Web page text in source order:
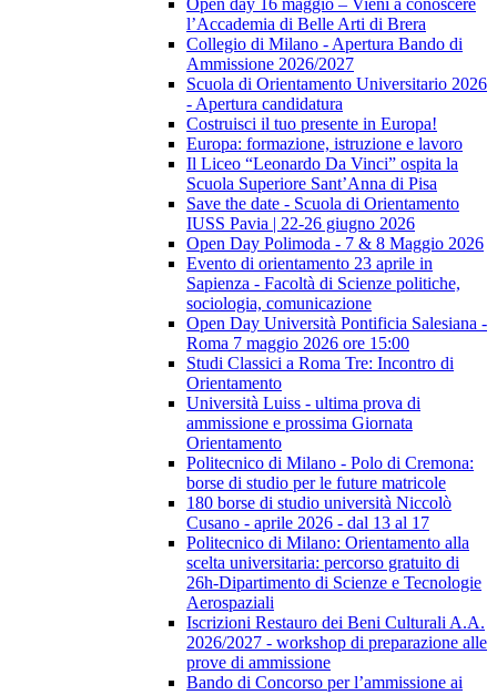
Open day 16 maggio – Vieni a conoscere
l’Accademia di Belle Arti di Brera
Collegio di Milano - Apertura Bando di
Ammissione 2026/2027
Scuola di Orientamento Universitario 2026
- Apertura candidatura
Costruisci il tuo presente in Europa!
Europa: formazione, istruzione e lavoro
Il Liceo “Leonardo Da Vinci” ospita la
Scuola Superiore Sant’Anna di Pisa
Save the date - Scuola di Orientamento
IUSS Pavia | 22-26 giugno 2026
Open Day Polimoda - 7 & 8 Maggio 2026
Evento di orientamento 23 aprile in
Sapienza - Facoltà di Scienze politiche,
sociologia, comunicazione
Open Day Università Pontificia Salesiana -
Roma 7 maggio 2026 ore 15:00
Studi Classici a Roma Tre: Incontro di
Orientamento
Università Luiss - ultima prova di
ammissione e prossima Giornata
Orientamento
Politecnico di Milano - Polo di Cremona:
borse di studio per le future matricole
180 borse di studio università Niccolò
Cusano - aprile 2026 - dal 13 al 17
Politecnico di Milano: Orientamento alla
scelta universitaria: percorso gratuito di
26h-Dipartimento di Scienze e Tecnologie
Aerospaziali
Iscrizioni Restauro dei Beni Culturali A.A.
2026/2027 - workshop di preparazione alle
prove di ammissione
Bando di Concorso per l’ammissione ai